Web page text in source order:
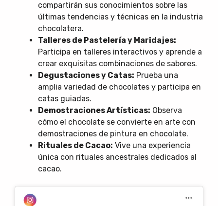
compartirán sus conocimientos sobre las
últimas tendencias y técnicas en la industria
chocolatera.
Talleres de Pastelería y Maridajes:
Participa en talleres interactivos y aprende a
crear exquisitas combinaciones de sabores.
Degustaciones y Catas: Prueba una
amplia variedad de chocolates y participa en
catas guiadas.
Demostraciones Artísticas: Observa
cómo el chocolate se convierte en arte con
demostraciones de pintura en chocolate.
Rituales de Cacao: Vive una experiencia
única con rituales ancestrales dedicados al
cacao.